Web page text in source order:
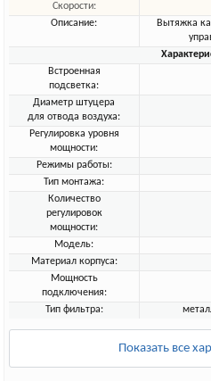
Скорости:
Описание:
Вытяжка
Встроенная
подсветка:
Диаметр штуцера
для отвода воздуха:
Регулировка уровня
мощности:
Режимы работы:
Тип монтажа:
Количество
регулировок
мощности:
Модель:
Материал корпуса:
Мощность
подключения:
Тип фильтра:
Показать все